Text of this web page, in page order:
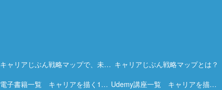
キャリアじぶん戦略マップで、未来を描く力を。 キャリアじぶん戦略マップとは？
電子書籍一覧 キャリアを描く15冊の実践ガイド
Udemy講座一覧 キャリアを描く実践オンライン講座